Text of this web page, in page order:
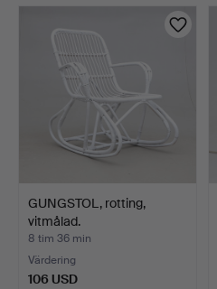
GUNGSTOL, rotting,
vitmålad.
8 tim 36 min
Värdering
106 USD